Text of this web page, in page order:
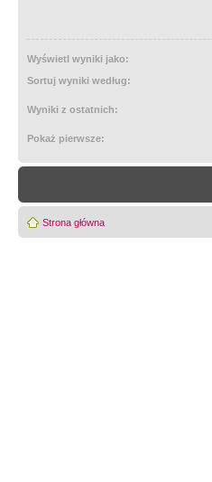
Wyświetl wyniki jako:
Sortuj wyniki według:
Wyniki z ostatnich:
Pokaż pierwsze:
Strona główna